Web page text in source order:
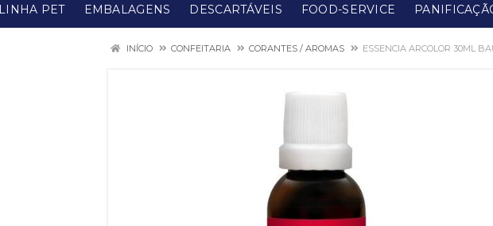
PET EMBALAGENS DESCARTÁVEIS FOOD-SERVICE
INÍCIO CONFEITARIA CORANTES / AROMAS ESSENCIA ARCOLOR 30ML